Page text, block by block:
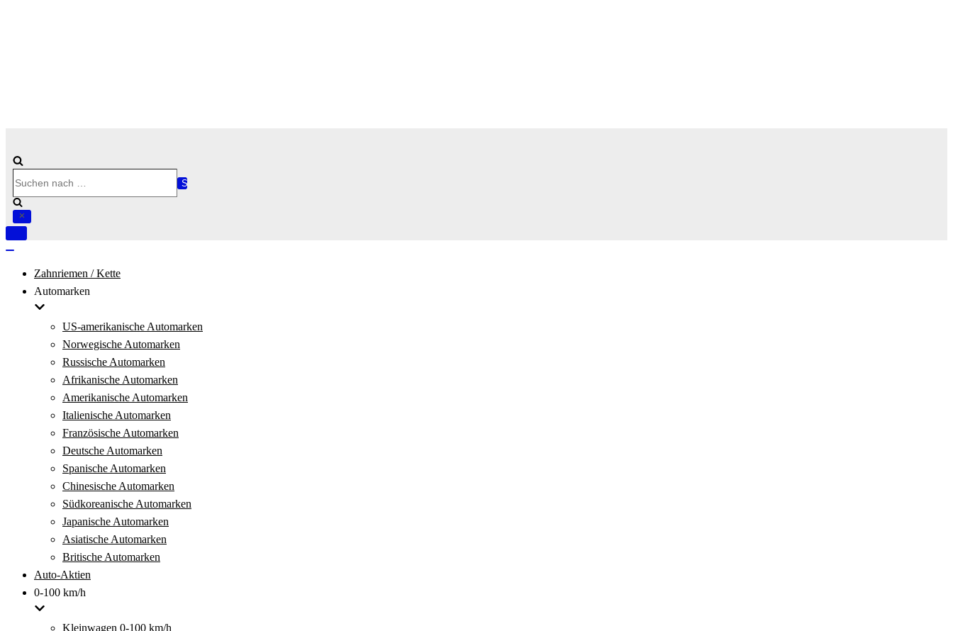
nach …
Navigation
Zahnriemen / Kette
Automarken
US-amerikanische Automarken
Norwegische Automarken
Russische Automarken
Afrikanische Automarken
Amerikanische Automarken
Italienische Automarken
Französische Automarken
Deutsche Automarken
Spanische Automarken
Chinesische Automarken
Südkoreanische Automarken
Japanische Automarken
Asiatische Automarken
Britische Automarken
Auto-Aktien
0-100 km/h
Kleinwagen 0-100 km/h